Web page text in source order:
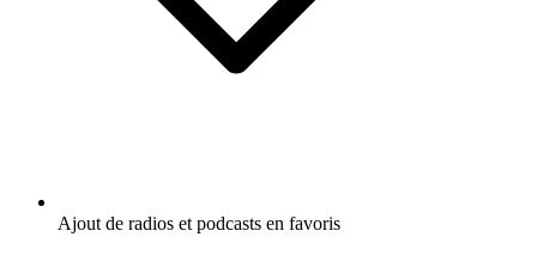
Ajout de radios et podcasts en favoris